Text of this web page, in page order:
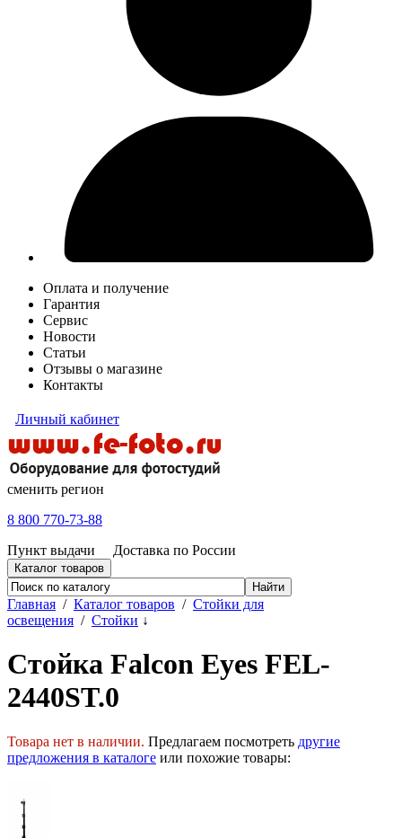
Оплата и получение
Гарантия
Сервис
Новости
Статьи
Отзывы о магазине
Контакты
Личный кабинет
сменить регион
8 800 770-73-88
Пункт выдачи
Доставка по России
Каталог товаров
Главная / Каталог товаров / Стойки для
освещения / Стойки ↓
Cтойка Falcon Eyes FEL-
2440ST.0
Товара нет в наличии. Предлагаем посмотреть другие
предложения в каталоге или похожие товары: